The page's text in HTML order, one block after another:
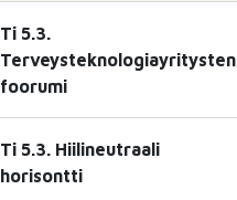
Ti 5.3.
Terveysteknologiayritysten
foorumi
Ti 5.3. Hiilineutraali
horisontti